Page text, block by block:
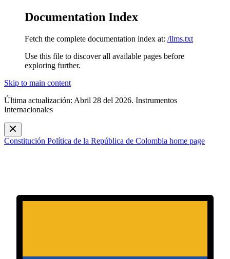
Documentation Index
Fetch the complete documentation index at: /llms.txt
Use this file to discover all available pages before
exploring further.
Skip to main content
Última actualización: Abril 28 del 2026. Instrumentos
Internacionales
Constitución Política de la República de Colombia home page